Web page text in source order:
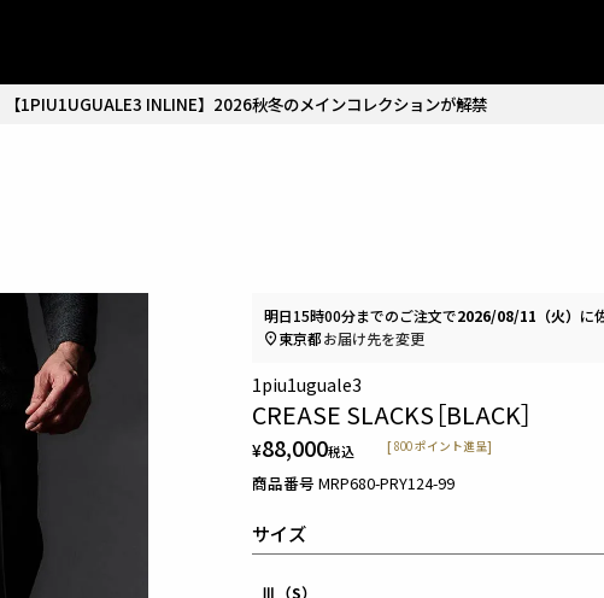
【1PIU1UGUALE3 INLINE】2026秋冬のメインコレクションが解禁
1piu1uguale3
CREASE SLACKS［BLACK］
¥88,000税込 [800ポイント進呈]
商品番号 MRP680-PRY124-99
サイズ
Ⅲ（S）
明日15時00分までのご注文で2026/08/11（火） に
東京都お届け先を変更